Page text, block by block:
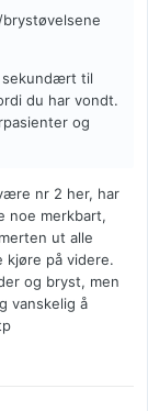
sekundært til
du har vondt.
og
nr 2 her, har
noe merkbart,
ut alle
kjøre på videre.
og bryst, men
vanskelig å